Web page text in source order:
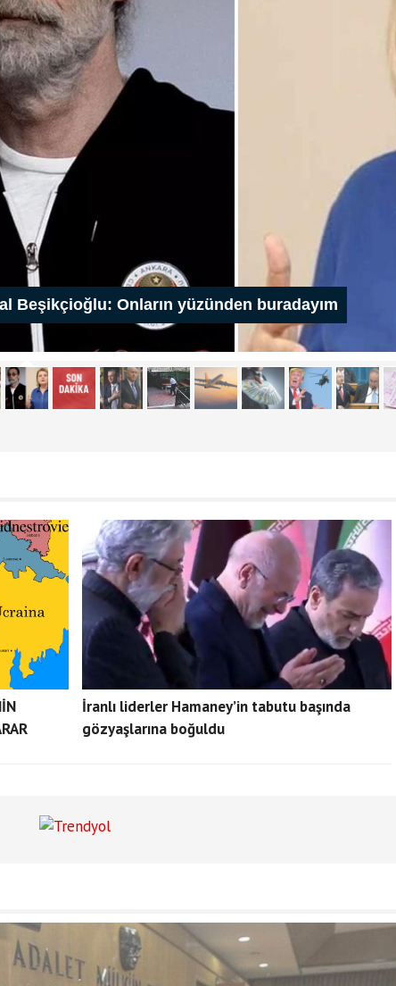
Beşikçioğlu: Onların yüzünden buradayım
İranlı liderler Hamaney’in tabutu başında
gözyaşlarına boğuldu